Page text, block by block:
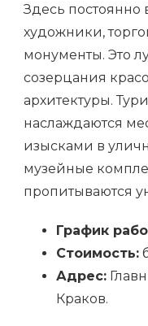
Здесь постоянно
художники,
монументы. Это
созерцания
архитектуры.
наслаждаются
изысками в
музейные
пропитываются
График
Стоимость:
Адрес:
Краков.